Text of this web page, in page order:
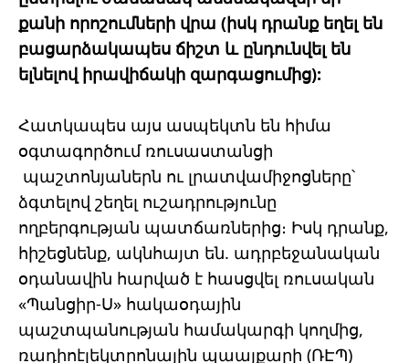
քանի որոշումների վրա (իսկ դրանք եղել են
բացարձակապես ճիշտ և ընդունվել են
ելնելով իրավիճակի զարգացումից):
Հատկապես այս ասպեկտն են հիմա
օգտագործում ռուսաստանցի
պաշտոնյաներն ու լրատվամիջոցները՝
ձգտելով շեղել ուշադրությունը
ողբերգության պատճառներից։ Իսկ դրանք,
հիշեցնենք, ակնհայտ են. ադրբեջանական
օդանավին հարված է հասցվել ռուսական
«Պանցիր-Ս» հակաօդային
պաշտպանության համակարգի կողմից,
ռադիոէլեկտրոնային պաայքարի (ՌԷՊ)